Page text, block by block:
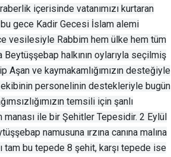
içerisinde vatanımızı kurtaran
bu gece Kadir Gecesi İslam alemi
vesilesiyle Rabbim hem ülke hem tüm
Beytüşşebap halkının oylarıyla seçilmiş
ve kaymakamlığımızın desteğiyle
ekibinin personelinin destekleriyle bugün
temsili için şanlı
manası ile bir Şehitler Tepesidir. 2 Eylül
namusuna ırzına canına malına
tam bu tepede 8 şehit, karşı tepede ise